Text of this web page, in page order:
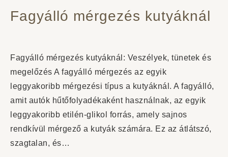
Fagyálló mérgezés kutyáknál
Fagyálló mérgezés kutyáknál: Veszélyek, tünetek és
megelőzés A fagyálló mérgezés az egyik
leggyakoribb mérgezési típus a kutyáknál. A fagyálló,
amit autók hűtőfolyadékaként használnak, az egyik
leggyakoribb etilén-glikol forrás, amely sajnos
rendkívül mérgező a kutyák számára. Ez az átlátszó,
szagtalan, és…